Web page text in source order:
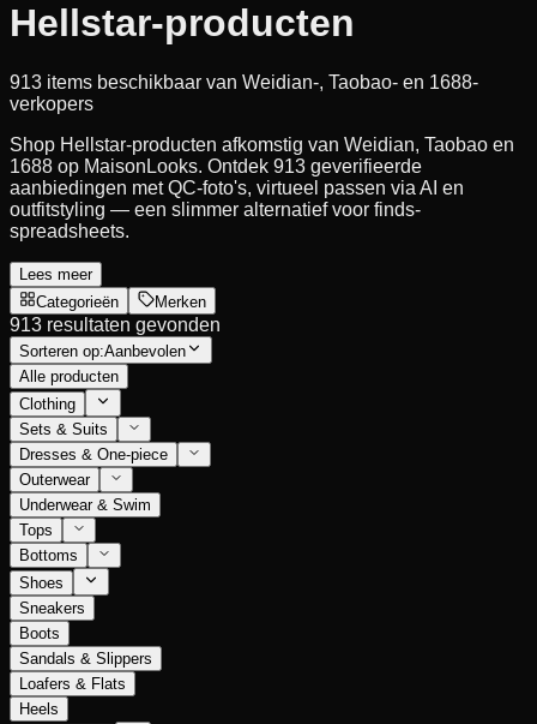
Hellstar-producten
913 items beschikbaar van Weidian-, Taobao- en 1688-
verkopers
Shop Hellstar-producten afkomstig van Weidian, Taobao en
1688 op MaisonLooks. Ontdek 913 geverifieerde
aanbiedingen met QC-foto's, virtueel passen via AI en
outfitstyling — een slimmer alternatief voor finds-
spreadsheets.
Lees meer
Categorieën
Merken
913 resultaten gevonden
Sorteren op:Aanbevolen
Alle producten
Clothing
Sets & Suits
Dresses & One-piece
Outerwear
Underwear & Swim
Tops
Bottoms
Shoes
Sneakers
Boots
Sandals & Slippers
Loafers & Flats
Heels